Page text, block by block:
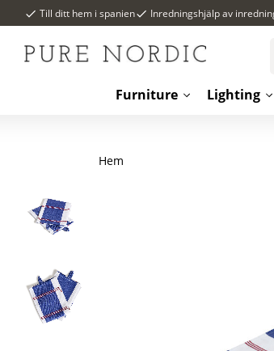
Till ditt hem i spanien Inredningshjälp av
Furniture Lighting
Hem